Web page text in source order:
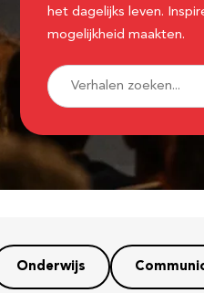
het dagelijks leven.
mogelijkheid maakten.
Onderwijs